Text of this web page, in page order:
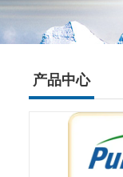
产品中心